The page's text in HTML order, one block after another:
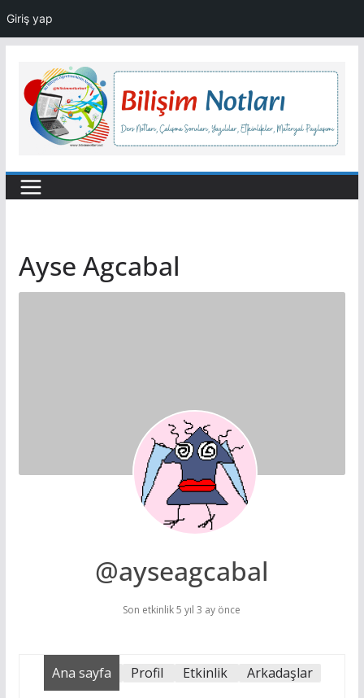
Giriş yap
content
Ayse Agcabal
@ayseagcabal
Son etkinlik 5 yıl 3 ay önce
Ana sayfa Profil Etkinlik
Arkadaşlar